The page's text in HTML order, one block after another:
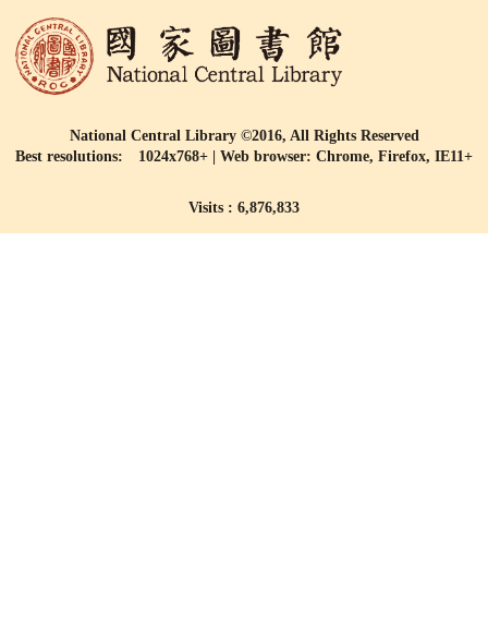
National Central Library ©2016, All Rights Reserved
Best resolutions: 1024x768+ | Web browser: Chrome, Firefox, IE11+
Visits : 6,876,833